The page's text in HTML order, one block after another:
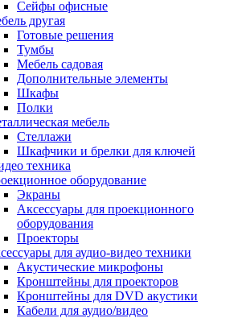
Сейфы офисные
другая
Готовые решения
Тумбы
Мебель садовая
Дополнительные элементы
Шкафы
Полки
мебель
Стеллажи
Шкафчики и брелки для ключей
техника
оборудование
Экраны
Аксессуары для проекционного
оборудования
Проекторы
для аудио-видео техники
Акустические микрофоны
Кронштейны для проекторов
Кронштейны для DVD акустики
Кабели для аудио/видео